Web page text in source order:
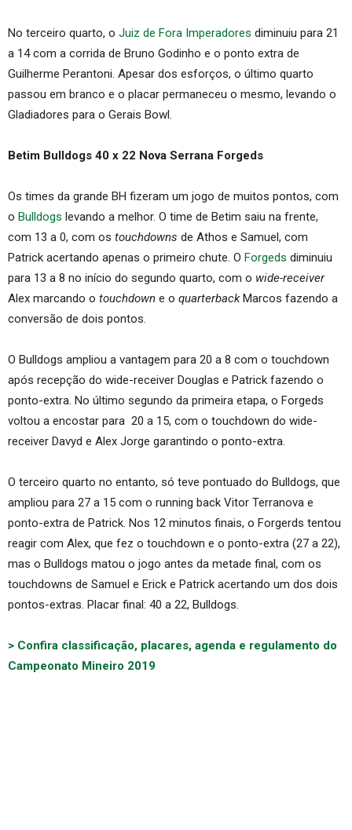
No terceiro quarto, o Juiz de Fora Imperadores diminuiu para 21
a 14 com a corrida de Bruno Godinho e o ponto extra de
Guilherme Perantoni. Apesar dos esforços, o último quarto
passou em branco e o placar permaneceu o mesmo, levando o
Gladiadores para o Gerais Bowl.
Betim Bulldogs 40 x 22 Nova Serrana Forgeds
Os times da grande BH fizeram um jogo de muitos pontos, com
o Bulldogs levando a melhor. O time de Betim saiu na frente,
com 13 a 0, com os touchdowns de Athos e Samuel, com
Patrick acertando apenas o primeiro chute. O Forgeds diminuiu
para 13 a 8 no início do segundo quarto, com o wide-receiver
Alex marcando o touchdown e o quarterbackMarcos fazendo a
conversão de dois pontos.
O Bulldogs ampliou a vantagem para 20 a 8 com o touchdown
após recepção do wide-receiver Douglas e Patrick fazendo o
ponto-extra. No último segundo da primeira etapa, o Forgeds
voltou a encostar para 20 a 15, com o touchdown do wide-
receiver Davyd e Alex Jorge garantindo o ponto-extra.
O terceiro quarto no entanto, só teve pontuado do Bulldogs, que
ampliou para 27 a 15 com o running back Vitor Terranova e
ponto-extra de Patrick. Nos 12 minutos finais, o Forgerds tentou
reagir com Alex, que fez o touchdown e o ponto-extra (27 a 22),
mas o Bulldogs matou o jogo antes da metade final, com os
touchdowns de Samuel e Erick e Patrick acertando um dos dois
pontos-extras. Placar final: 40 a 22, Bulldogs.
> Confira classificação, placares, agenda e regulamento do
Campeonato Mineiro 2019